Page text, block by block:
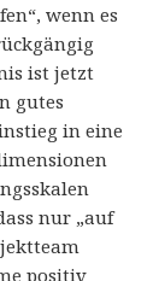
wenn es
ist jetzt
gutes
in eine
nur „auf
positiv